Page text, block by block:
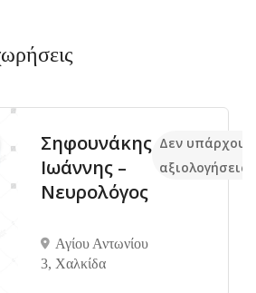
Σηφουνάκης
Ιωάννης –
Νευρολόγος
Αγίου Αντωνίου
3, Χαλκίδα
Δεν
αξιολογήσεις